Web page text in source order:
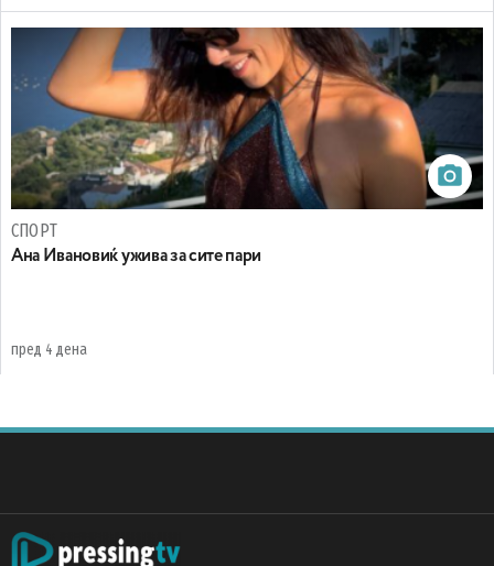
СПОРТ
Ана Ивановиќ ужива за сите пари
пред 4 дена